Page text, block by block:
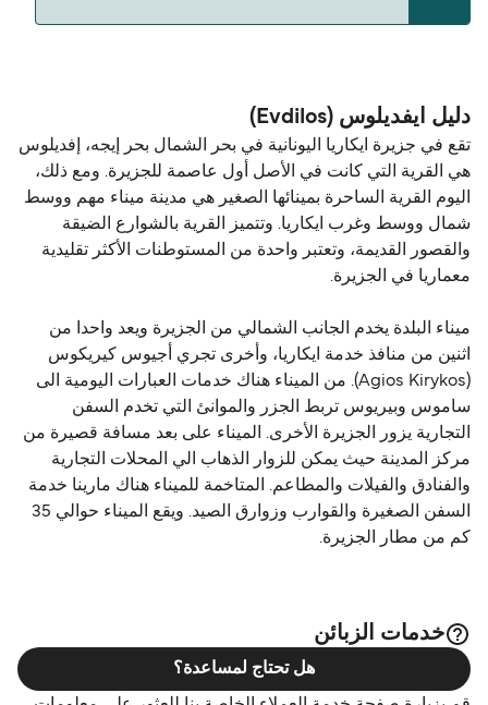
دليل ايفديلوس (Evdilos)
تقع في جزيرة ايكاريا اليونانية في بحر الشمال بحر إيجه، إفديلوس
هي القرية التي كانت في الأصل أول عاصمة للجزيرة. ومع ذلك،
اليوم القرية الساحرة بمينائها الصغير هي مدينة ميناء مهم ووسط
شمال ووسط وغرب ايكاريا. وتتميز القرية بالشوارع الضيقة
والقصور القديمة، وتعتبر واحدة من المستوطنات الأكثر تقليدية
معماريا في الجزيرة.
ميناء البلدة يخدم الجانب الشمالي من الجزيرة ويعد واحدا من
اثنين من منافذ خدمة ايكاريا، وأخرى تجري أجيوس كيريكوس
(Agios Kirykos). من الميناء هناك خدمات العبارات اليومية الى
ساموس وبيريوس تربط الجزر والموانئ التي تخدم السفن
التجارية يزور الجزيرة الأخرى. الميناء على بعد مسافة قصيرة من
مركز المدينة حيث يمكن للزوار الذهاب الي المحلات التجارية
والفنادق والفيلات والمطاعم. المتاخمة للميناء هناك مارينا خدمة
السفن الصغيرة والقوارب وزوارق الصيد. ويقع الميناء حوالي 35
كم من مطار الجزيرة.
خدمات الزبائن
هل تحتاج لمساعدة؟